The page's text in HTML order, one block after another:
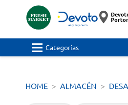
Categorías
HOME ALMACÉN